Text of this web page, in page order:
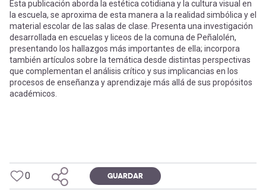
Esta publicación aborda la estética cotidiana y la cultura visual en
la escuela, se aproxima de esta manera a la realidad simbólica y el
material escolar de las salas de clase. Presenta una investigación
desarrollada en escuelas y liceos de la comuna de Peñalolén,
presentando los hallazgos más importantes de ella; incorpora
también artículos sobre la temática desde distintas perspectivas
que complementan el análisis crítico y sus implicancias en los
procesos de enseñanza y aprendizaje más allá de sus propósitos
académicos.
0 GUARDAR